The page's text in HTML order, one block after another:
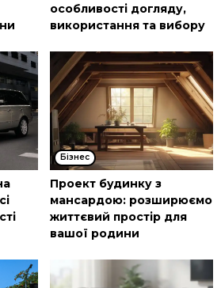
особливості догляду,
використання та вибору
Бізнес
Проект будинку з
мансардою: розширюємо
життєвий простір для
вашої родини